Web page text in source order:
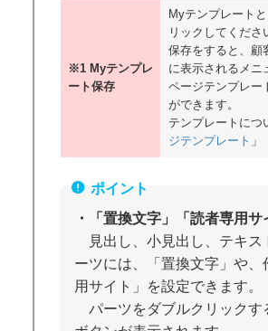
※1 Myテンプレ
ート保存
Myテンプレート
リックしてくださ
保存をすると、顧
に表示されるメニ
ページテンプレー
ができます。
テンプレートに
ジテンプレート 」
・「置換文字」「読者専用
見出し、小見出し、テキス
ーツには、「置換文字」や、
用サイト」を設定できます。
パーツをダブルクリックす